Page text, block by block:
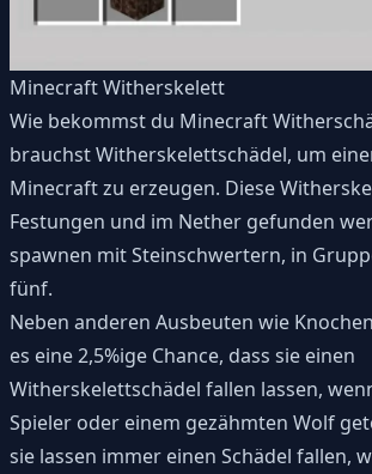
Minecraft Witherskelett
Wie bekommst du Minecraft
brauchst Witherskelettschädel, um
Minecraft zu erzeugen. Diese
Festungen und im Nether gefunden
spawnen mit Steinschwertern, in
fünf.
Neben anderen Ausbeuten wie
es eine 2,5%ige Chance, dass sie einen
Witherskelettschädel fallen lassen,
Spieler oder einem gezähmten Wolf
sie lassen immer einen Schädel fallen,